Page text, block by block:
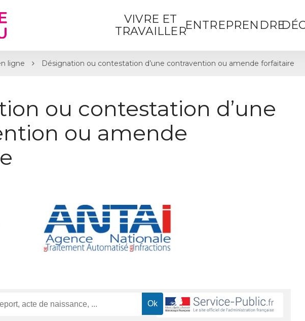
VIVRE ET
TRAVAILLERENTREPRENDRE
ligne Désignation ou contestation d’une contravention ou amende forfaitaire
ou contestation d’une
ou amende